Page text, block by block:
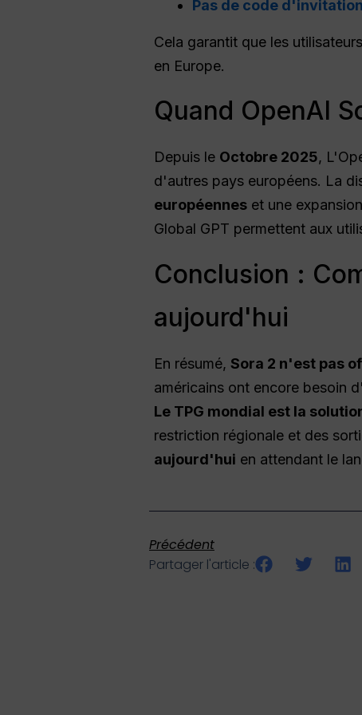
Pas de code
Cela garantit que les
en Europe.
Quand OpenAI
Depuis le Octobre 2025,
d'autres pays européens. La
européennes et une
Global GPT permettent aux
Conclusion :
aujourd'hui
En résumé, Sora 2 n'est pas
américains ont encore besoin
Le TPG mondial est la
restriction régionale et des
aujourd'hui en attendant le
Précédent
Partager l'article :